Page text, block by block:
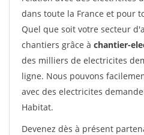
dans toute la France et pour
Quel que soit votre secteur
chantiers grâce à chantier-
des milliers de electricites
ligne. Nous pouvons
avec des electricites
Habitat.
Devenez dès à présent